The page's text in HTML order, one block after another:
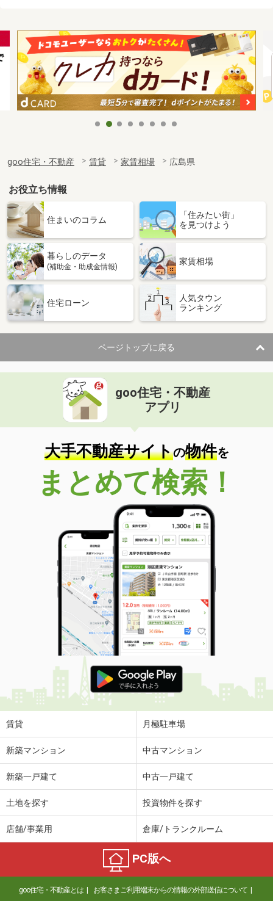
goo住宅・不動産 賃貸 家賃相場 広島県
お役立ち情報
住まいのコラム
「住みたい街」
を見つけよう
暮らしのデータ
(補助金・助成金情報)
家賃相場
住宅ローン
人気タウン
ランキング
ページトップに戻る
goo住宅・不動産
アプリ
大手不動産サイトの物件を
まとめて検索！
賃貸 月極駐車場
新築マンション 中古マンション
新築一戸建て 中古一戸建て
土地を探す 投資物件を探す
店舗/事業用 倉庫/トランクルーム
PC版へ
goo住宅・不動産とは お客さまご利用端末からの情報の外部送信について